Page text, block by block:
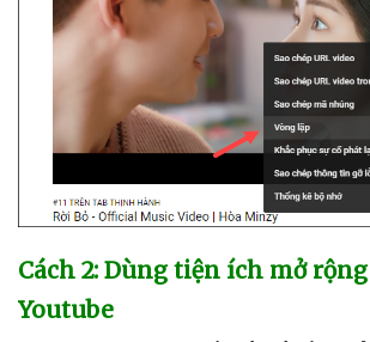
Cách 2: Dùng tiện ích mở
Youtube